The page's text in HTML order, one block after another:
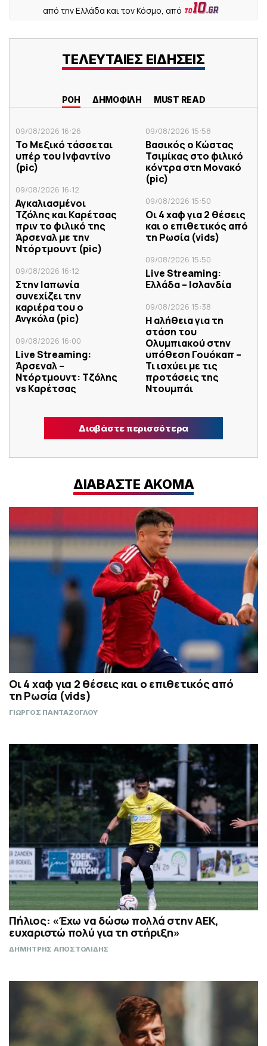
από την Ελλάδα και τον Κόσμο, από
ΤΕΛΕΥΤΑΙΕΣ ΕΙΔΗΣΕΙΣ
ΡΟΗ ΔΗΜΟΦΙΛΗ MUST READ
09/08/2026 16:26
Το Μεξικό τάσσεται
υπέρ του Ινφαντίνο
(pic)
09/08/2026 16:12
Αγκαλιασμένοι
Τζόλης και Καρέτσας
πριν το φιλικό της
Άρσεναλ με την
Ντόρτμουντ (pic)
09/08/2026 16:12
Στην Ιαπωνία
συνεχίζει την
καριέρα του ο
Ανγκόλα (pic)
09/08/2026 16:00
Live Streaming:
Άρσεναλ –
Ντόρτμουντ: Tζόλης
vs Καρέτσας
09/08/2026 15:58
Βασικός ο Κώστας
Τσιμίκας στο φιλικό
κόντρα στη Μονακό
(pic)
09/08/2026 15:50
Οι 4 χαφ για 2 θέσεις
και ο επιθετικός από
τη Ρωσία (vids)
09/08/2026 15:50
Live Streaming:
Ελλάδα – Ισλανδία
09/08/2026 15:38
Η αλήθεια για τη
στάση του
Ολυμπιακού στην
υπόθεση Γουόκαπ –
Τι ισχύει με τις
προτάσεις της
Ντουμπάι
Διαβάστε περισσότερα
ΔΙΑΒΑΣΤΕ ΑΚΟΜΑ
Οι 4 χαφ για 2 θέσεις και ο επιθετικός από
τη Ρωσία (vids)
ΓΙΩΡΓΟΣ ΠΑΝΤΑΖΟΓΛΟΥ
Πήλιος: «Έχω να δώσω πολλά στην ΑΕΚ,
ευχαριστώ πολύ για τη στήριξη»
ΔΗΜΗΤΡΗΣ ΑΠΟΣΤΟΛΙΔΗΣ